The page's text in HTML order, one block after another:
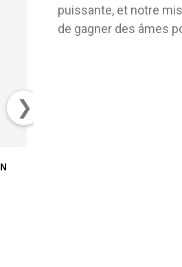
❯
puissante, et notre
de gagner des âmes